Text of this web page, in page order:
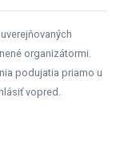
organizátormi.
podujatia priamo u
vopred.